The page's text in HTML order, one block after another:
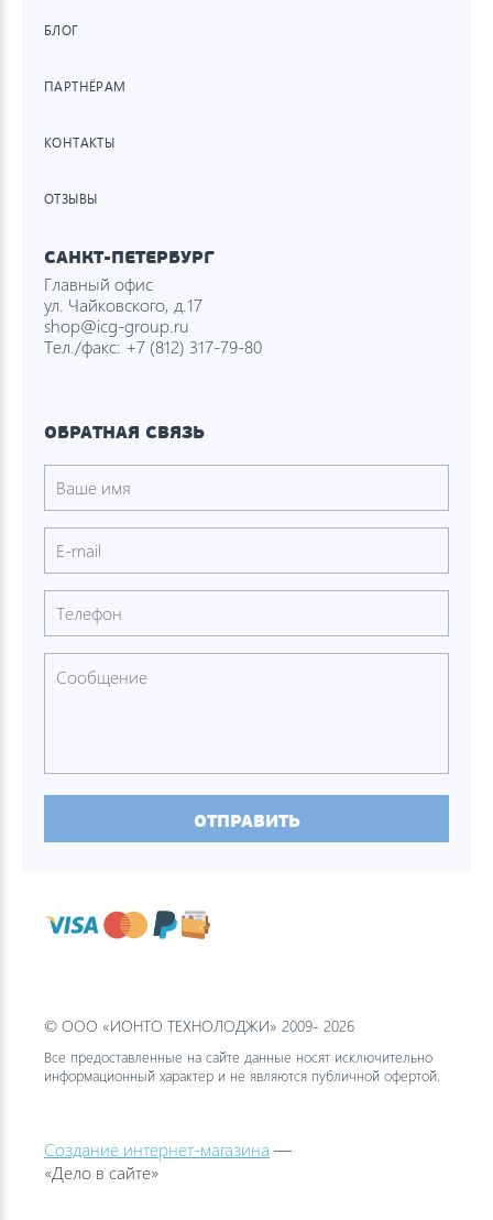
БЛОГ
ПАРТНЁРАМ
КОНТАКТЫ
ОТЗЫВЫ
САНКТ-ПЕТЕРБУРГ
Главный офис
ул. Чайковского, д.17
shop@icg-group.ru
Тел./факс: +7 (812) 317-79-80
ОБРАТНАЯ СВЯЗЬ
ОТПРАВИТЬ
© ООО «ИОНТО ТЕХНОЛОДЖИ» 2009- 2026
Все предоставленные на сайте данные носят исключительно
информационный характер и не являются публичной офертой.
Создание интернет-магазина —
«Дело в сайте»